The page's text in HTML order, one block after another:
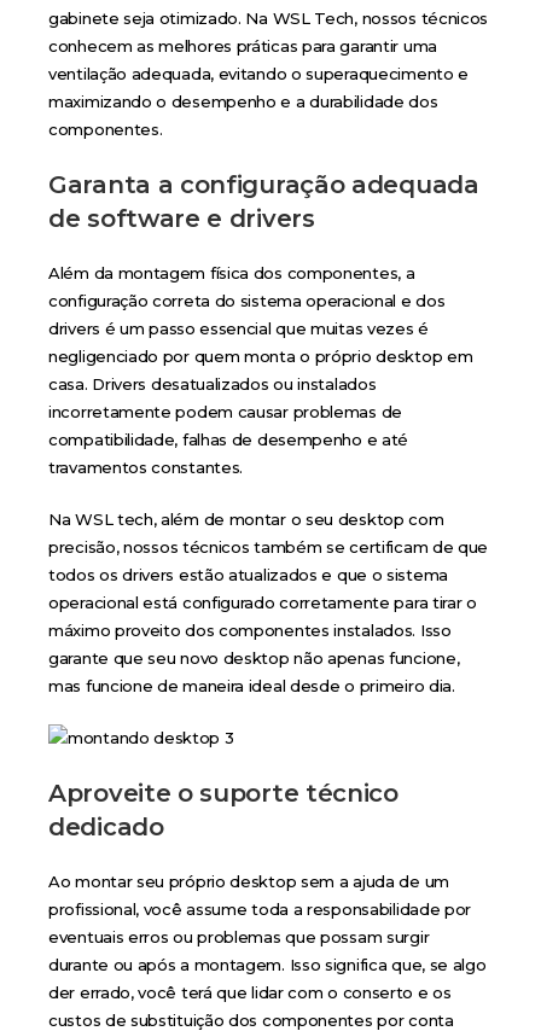
gabinete seja otimizado. Na WSL Tech, nossos técnicos
conhecem as melhores práticas para garantir uma
ventilação adequada, evitando o superaquecimento e
maximizando o desempenho e a durabilidade dos
componentes.
Garanta a configuração adequada
de software e drivers
Além da montagem física dos componentes, a
configuração correta do sistema operacional e dos
drivers é um passo essencial que muitas vezes é
negligenciado por quem monta o próprio desktop em
casa. Drivers desatualizados ou instalados
incorretamente podem causar problemas de
compatibilidade, falhas de desempenho e até
travamentos constantes.
Na WSL tech, além de montar o seu desktop com
precisão, nossos técnicos também se certificam de que
todos os drivers estão atualizados e que o sistema
operacional está configurado corretamente para tirar o
máximo proveito dos componentes instalados. Isso
garante que seu novo desktop não apenas funcione,
mas funcione de maneira ideal desde o primeiro dia.
Aproveite o suporte técnico
dedicado
Ao montar seu próprio desktop sem a ajuda de um
profissional, você assume toda a responsabilidade por
eventuais erros ou problemas que possam surgir
durante ou após a montagem. Isso significa que, se algo
der errado, você terá que lidar com o conserto e os
custos de substituição dos componentes por conta